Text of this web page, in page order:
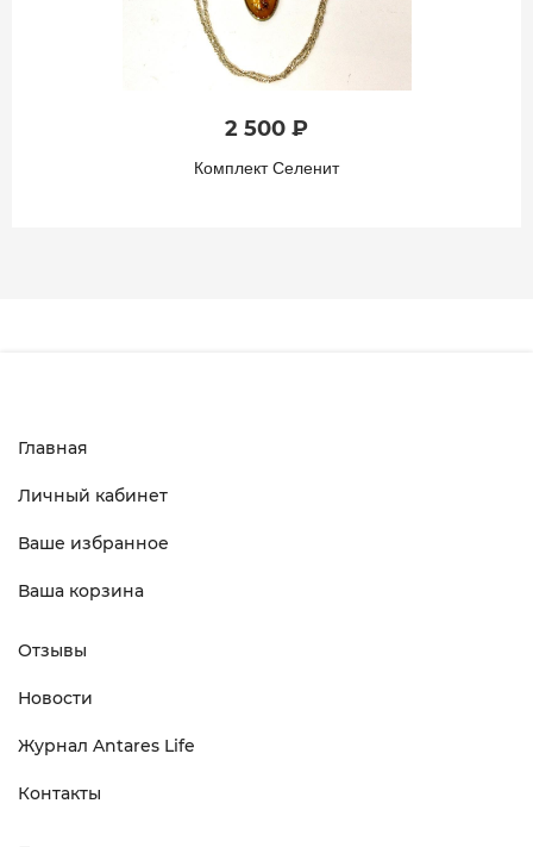
2 500 ₽
Комплект Селенит
Главная
Личный кабинет
Ваше избранное
Ваша корзина
Отзывы
Новости
Журнал Antares Life
Контакты